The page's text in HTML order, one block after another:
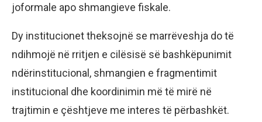
joformale apo shmangieve fiskale.
Dy institucionet theksojnë se marrëveshja do të
ndihmojë në rritjen e cilësisë së bashkëpunimit
ndërinstitucional, shmangien e fragmentimit
institucional dhe koordinimin më të mirë në
trajtimin e çështjeve me interes të përbashkët.